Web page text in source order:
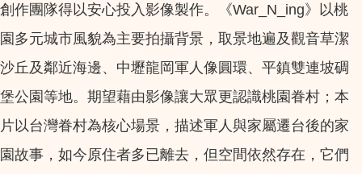
創作團隊得以安心投入影像製作。《War_N_ing》以桃
園多元城市風貌為主要拍攝背景，取景地遍及觀音草潔
沙丘及鄰近海邊、中壢龍岡軍人像圓環、平鎮雙連坡碉
堡公園等地。期望藉由影像讓大眾更認識桃園眷村；本
片以台灣眷村為核心場景，描述軍人與家屬遷台後的家
園故事，如今原住者多已離去，但空間依然存在，它們